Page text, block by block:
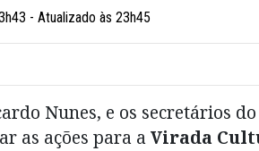
- Atualizado às 23h45
Nunes, e os secretários
as ações para aVirada